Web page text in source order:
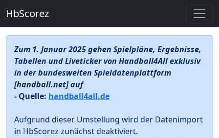
HbScorez
Zum 1. Januar 2025 gehen Spielpläne, Ergebnisse,
Tabellen und Liveticker von Handball4All exklusiv
in der bundesweiten Spieldatenplattform
[handball.net] auf
- Quelle: handball4all.de
Aufgrund dieser Umstellung wird der Datenimport
in HbScorez zunächst deaktiviert.